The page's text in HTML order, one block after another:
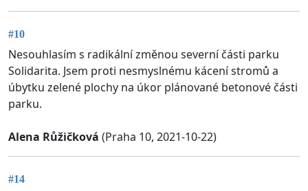
#10
Nesouhlasím s radikální změnou severní části parku
Solidarita. Jsem proti nesmyslnému kácení stromů a
úbytku zelené plochy na úkor plánované betonové části
parku.
Alena Růžičková (Praha 10, 2021-10-22)
#14